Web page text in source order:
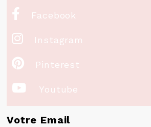
 Facebook
 Instagram
 Pinterest
 Youtube
Votre Email